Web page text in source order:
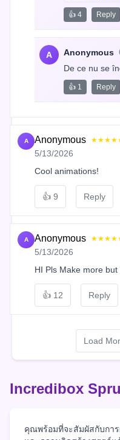
👍 4 Reply
A Anonymous
De ce nu se
👍 1 Reply
A Anonymous
5/13/2026
Cool animations!
👍 9 Reply
A Anonymous
5/13/2026
HI Pls Make more
👍 12 Reply
Load
Incredibox
คุณพร้อมที่จะสัมผัสกับกา